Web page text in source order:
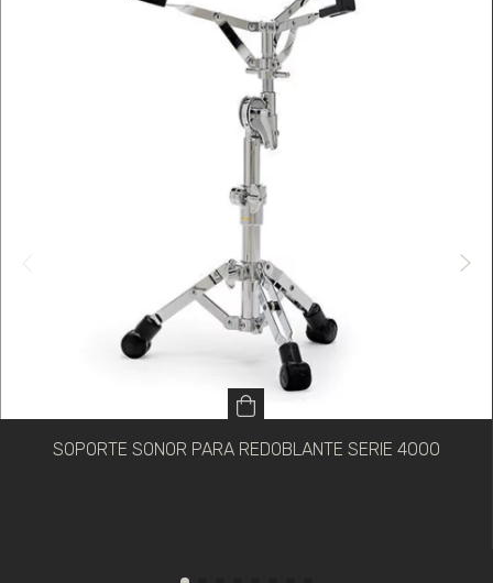
SOPORTE SONOR PARA REDOBLANTE SERIE 4000